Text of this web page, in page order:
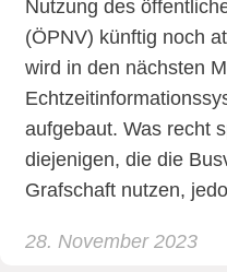
Nutzung des
(ÖPNV) künftig noch
wird in den nächsten
aufgebaut. Was recht
diejenigen, die die
Grafschaft nutzen,
28. November 2023